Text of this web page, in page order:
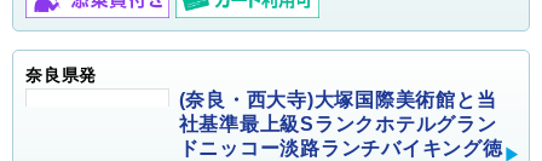
奈良県発
(奈良・西大寺)大塚国際美術館と当
社基準最上級Sランクホテルグラン
ドニッコー淡路ランチバイキング徳